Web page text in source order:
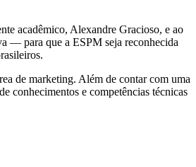
acadêmico, Alexandre Gracioso, e ao
— para que a ESPM seja reconhecida
de marketing. Além de contar com uma
conhecimentos e competências técnicas